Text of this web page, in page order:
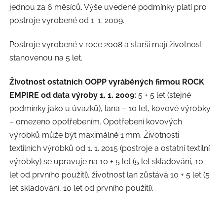
jednou za 6 měsíců. Výše uvedené podmínky platí pro
postroje vyrobené od 1. 1. 2009.
Postroje vyrobené v roce 2008 a starší mají životnost
stanovenou na 5 let.
Životnost ostatních OOPP vyráběných firmou ROCK
EMPIRE od data výroby 1. 1. 2009: 5 + 5 let (stejné
podmínky jako u úvazků), lana – 10 let, kovové výrobky
– omezeno opotřebením. Opotřebení kovových
výrobků může být maximálně 1 mm. Životnosti
textilních výrobků od 1. 1. 2015 (postroje a ostatní textilní
výrobky) se upravuje na 10 + 5 let (5 let skladování, 10
let od prvního použití), životnost lan zůstává 10 + 5 let (5
let skladování, 10 let od prvního použití).